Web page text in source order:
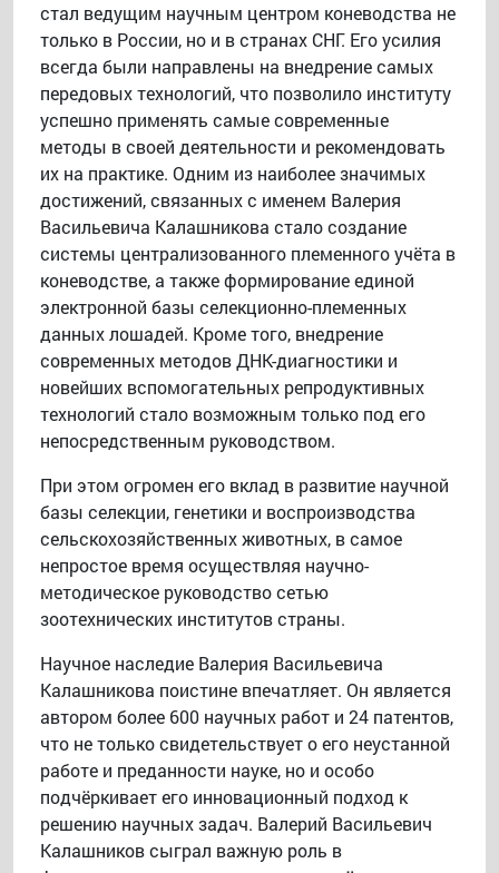
стал ведущим научным центром коневодства не
только в России, но и в странах СНГ. Его усилия
всегда были направлены на внедрение самых
передовых технологий, что позволило институту
успешно применять самые современные
методы в своей деятельности и рекомендовать
их на практике. Одним из наиболее значимых
достижений, связанных с именем Валерия
Васильевича Калашникова стало создание
системы централизованного племенного учёта в
коневодстве, а также формирование единой
электронной базы селекционно-племенных
данных лошадей. Кроме того, внедрение
современных методов ДНК-диагностики и
новейших вспомогательных репродуктивных
технологий стало возможным только под его
непосредственным руководством.
При этом огромен его вклад в развитие научной
базы селекции, генетики и воспроизводства
сельскохозяйственных животных, в самое
непростое время осуществляя научно-
методическое руководство сетью
зоотехнических институтов страны.
Научное наследие Валерия Васильевича
Калашникова поистине впечатляет. Он является
автором более 600 научных работ и 24 патентов,
что не только свидетельствует о его неустанной
работе и преданности науке, но и особо
подчёркивает его инновационный подход к
решению научных задач. Валерий Васильевич
Калашников сыграл важную роль в